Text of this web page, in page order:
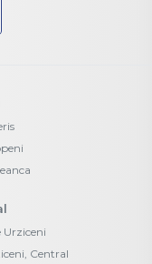
Urziceni
Central